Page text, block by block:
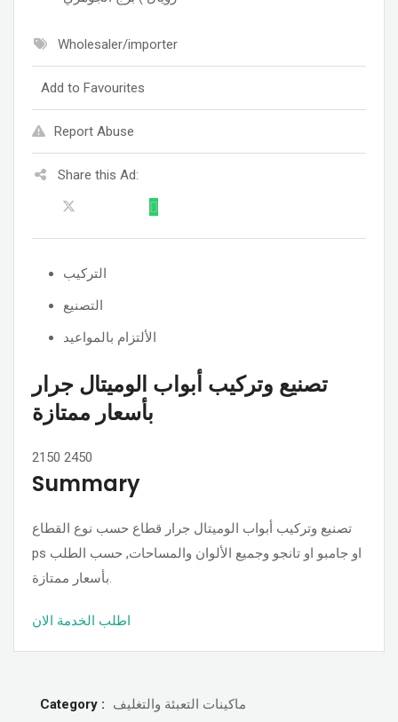
Wholesaler/importer
Add to Favourites
Report Abuse
Share this Ad:
التركيب
التصنيع
الألتزام بالمواعيد
تصنيع وتركيب أبواب الوميتال جرار
بأسعار ممتازة
2150 2450
Summary
تصنيع وتركيب أبواب الوميتال جرار قطاع حسب نوع القطاع
ps او جامبو او تانجو وجميع الألوان والمساحات, حسب الطلب
بأسعار ممتازة.
اطلب الخدمة الان
Category :
ماكينات التعبئة والتغليف